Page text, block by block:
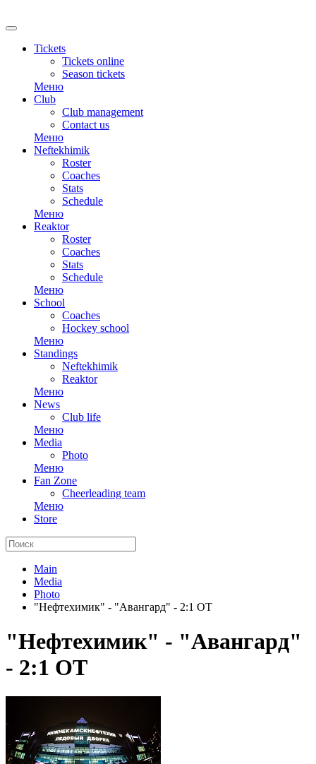
Tickets
Tickets online
Season tickets
Меню
Club
Club management
Contact us
Меню
Neftekhimik
Roster
Coaches
Stats
Schedule
Меню
Reaktor
Roster
Coaches
Stats
Schedule
Меню
School
Coaches
Hockey school
Меню
Standings
Neftekhimik
Reaktor
Меню
News
Club life
Меню
Media
Photo
Меню
Fan Zone
Cheerleading team
Меню
Store
Main
Media
Photo
"Нефтехимик" - "Авангард" - 2:1 ОТ
"Нефтехимик" - "Авангард"
- 2:1 ОТ